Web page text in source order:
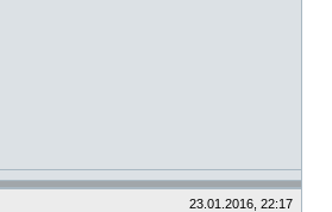
23.01.2016, 22:17